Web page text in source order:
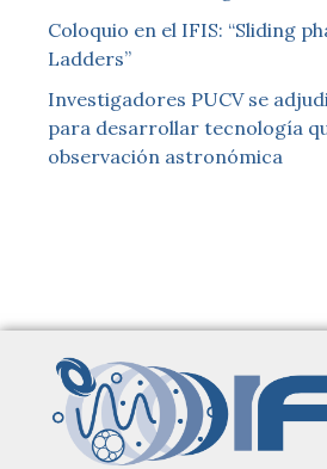
Coloquio en el IFIS: “Sliding
Ladders”
Investigadores PUCV se
para desarrollar tecnología
observación astronómica